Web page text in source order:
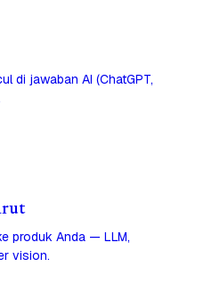
di jawaban AI (ChatGPT,
produk Anda — LLM,
vision.